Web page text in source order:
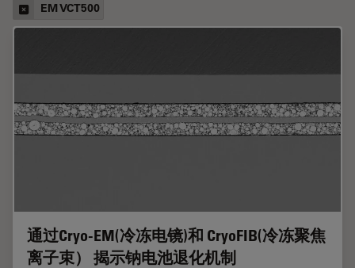
EM VCT500
通过Cryo-EM(冷冻电镜)和 CryoFIB(冷冻聚焦
离子束） 揭示钠电池退化机制